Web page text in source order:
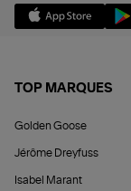
TOP MARQUES
Golden Goose
Jérôme Dreyfuss
Isabel Marant